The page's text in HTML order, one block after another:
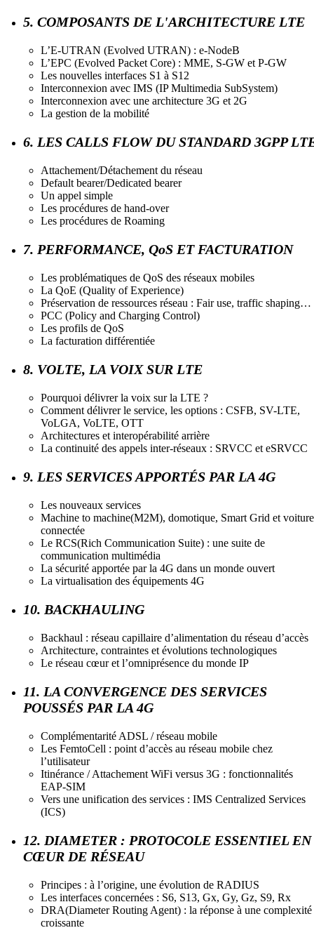
5. COMPOSANTS DE L'ARCHITECTURE LTE
L’E-UTRAN (Evolved UTRAN) : e-NodeB
L’EPC (Evolved Packet Core) : MME, S-GW et P-GW
Les nouvelles interfaces S1 à S12
Interconnexion avec IMS (IP Multimedia SubSystem)
Interconnexion avec une architecture 3G et 2G
La gestion de la mobilité
6. LES CALLS FLOW DU STANDARD 3GPP
Attachement/Détachement du réseau
Default bearer/Dedicated bearer
Un appel simple
Les procédures de hand-over
Les procédures de Roaming
7. PERFORMANCE, QoS ET FACTURATION
Les problématiques de QoS des réseaux mobiles
La QoE (Quality of Experience)
Préservation de ressources réseau : Fair use, traffic shaping…
PCC (Policy and Charging Control)
Les profils de QoS
La facturation différentiée
8. VOLTE, LA VOIX SUR LTE
Pourquoi délivrer la voix sur la LTE ?
Comment délivrer le service, les options : CSFB, SV-LTE,
VoLGA, VoLTE, OTT
Architectures et interopérabilité arrière
La continuité des appels inter-réseaux : SRVCC et eSRVCC
9. LES SERVICES APPORTÉS PAR LA 4G
Les nouveaux services
Machine to machine(M2M), domotique, Smart Grid et voiture
connectée
Le RCS(Rich Communication Suite) : une suite de
communication multimédia
La sécurité apportée par la 4G dans un monde ouvert
La virtualisation des équipements 4G
10. BACKHAULING
Backhaul : réseau capillaire d’alimentation du réseau d’accès
Architecture, contraintes et évolutions technologiques
Le réseau cœur et l’omniprésence du monde IP
11. LA CONVERGENCE DES SERVICES
POUSSÉS PAR LA 4G
Complémentarité ADSL / réseau mobile
Les FemtoCell : point d’accès au réseau mobile chez
l’utilisateur
Itinérance / Attachement WiFi versus 3G : fonctionnalités
EAP-SIM
Vers une unification des services : IMS Centralized Services
(ICS)
12. DIAMETER : PROTOCOLE ESSENTIEL EN
CŒUR DE RÉSEAU
Principes : à l’origine, une évolution de RADIUS
Les interfaces concernées : S6, S13, Gx, Gy, Gz, S9, Rx
DRA(Diameter Routing Agent) : la réponse à une complexité
croissante